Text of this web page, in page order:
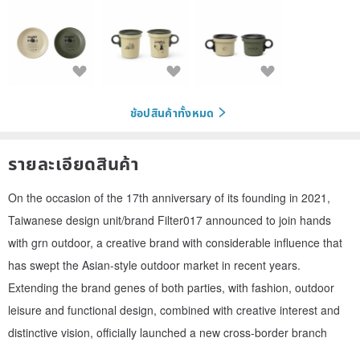
ช้อปสินค้าทั้งหมด
รายละเอียดสินค้า
On the occasion of the 17th anniversary of its founding in 2021,
Taiwanese design unit/brand Filter017 announced to join hands
with grn outdoor, a creative brand with considerable influence that
has swept the Asian-style outdoor market in recent years.
Extending the brand genes of both parties, with fashion, outdoor
leisure and functional design, combined with creative interest and
distinctive vision, officially launched a new cross-border branch